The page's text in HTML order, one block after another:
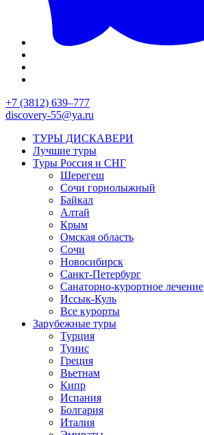
+7 (3812) 639–777
discovery-55@ya.ru
ТУРЫ ДИСКАВЕРИ
Лучшие туры
Туры Россия и СНГ
Шерегеш
Сочи горнолыжный
Байкал
Алтай
Крым
Омская область
Сочи
Новосибирск
Санкт-Петербург
Санаторно-курортное лечение
Иссык-Куль
Все курорты
Зарубежные туры
Турция
Тунис
Греция
Вьетнам
Кипр
Испания
Болгария
Италия